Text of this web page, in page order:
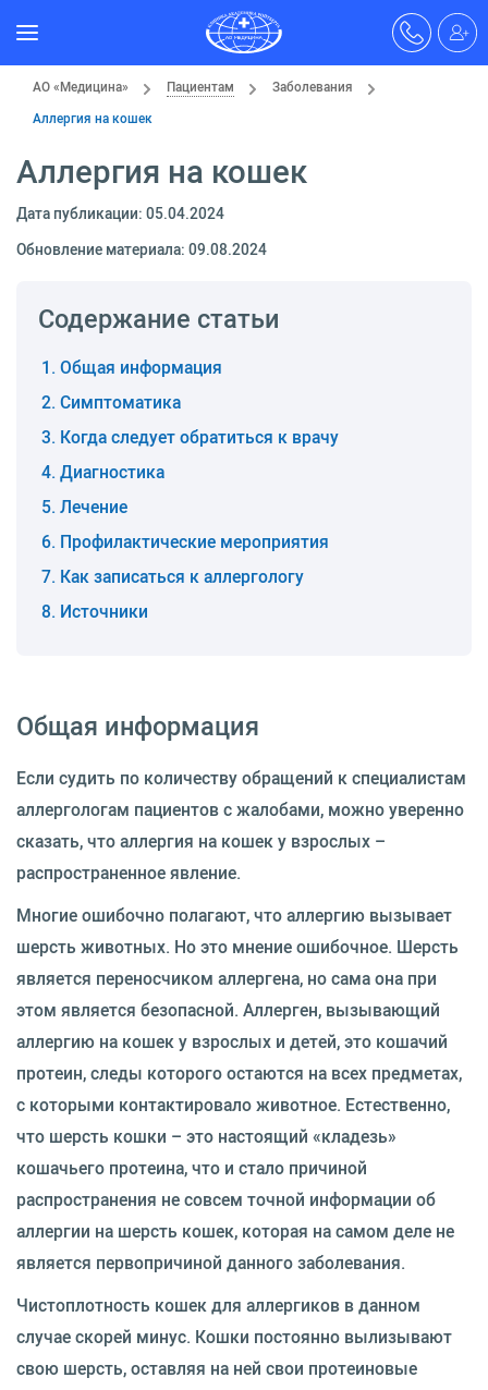
АО «Медицина» Пациентам
Заболевания
Аллергия на кошек
Аллергия на кошек
Дата публикации: 05.04.2024
Обновление материала: 09.08.2024
Содержание статьи
Общая информация
Симптоматика
Когда следует обратиться к врачу
Диагностика
Лечение
Профилактические мероприятия
Как записаться к аллергологу
Источники
Общая информация
Если судить по количеству обращений к специалистам
аллергологам пациентов с жалобами, можно уверенно
сказать, что аллергия на кошек у взрослых –
распространенное явление.
Многие ошибочно полагают, что аллергию вызывает
шерсть животных. Но это мнение ошибочное. Шерсть
является переносчиком аллергена, но сама она при
этом является безопасной. Аллерген, вызывающий
аллергию на кошек у взрослых и детей, это кошачий
протеин, следы которого остаются на всех предметах,
с которыми контактировало животное. Естественно,
что шерсть кошки – это настоящий «кладезь»
кошачьего протеина, что и стало причиной
распространения не совсем точной информации об
аллергии на шерсть кошек, которая на самом деле не
является первопричиной данного заболевания.
Чистоплотность кошек для аллергиков в данном
случае скорей минус. Кошки постоянно вылизывают
свою шерсть, оставляя на ней свои протеиновые